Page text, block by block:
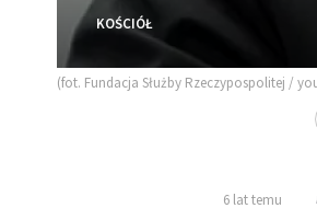
KOŚCIÓŁ
(fot. Fundacja Służby Rzeczypospolitej /
6 lat temu